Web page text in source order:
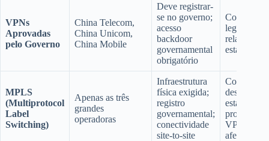
VPNs
Aprovadas
pelo Governo
China Telecom,
China Unicom,
China Mobile
Deve registrar-
se no governo;
acesso
backdoor
governamental
obrigatório
legal;
estável
MPLS
(Multiprotocol
Label
Switching)
Apenas as três
grandes
operadoras
Infraestrutura
física exigida;
registro
governamental;
conectividade
site-to-site
Confiável;
estável;
proibição
VPN não
afeta